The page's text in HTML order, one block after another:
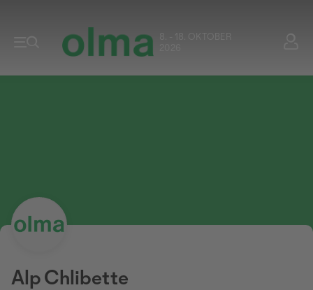
8. - 18. OKTOBER
Alp Chlibette